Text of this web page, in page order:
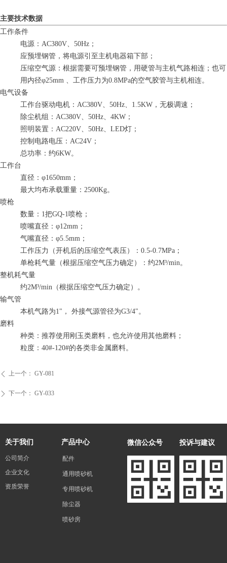
ꄴ 上一个： GY-081
ꄲ 下一个： GY-033
主要技术数据
工作条件
电源：AC380V、50Hz；
应预埋钢管，将电源引至主机电器箱下部；
压缩空气源：根据需要可预埋钢管，用硬管与主机气路相连；也可
用内径φ25mm 、工作压力为0.8MPa的空气胶管与主机相连。
电气设备
工作台驱动电机：AC380V、50Hz、1.5KW，无极调速；
除尘机组：AC380V、50Hz、4KW；
照明装置：AC220V、50Hz、LED灯；
控制电路电压：AC24V；
总功率：约6KW。
工作台
直径：φ1650mm；
最大均布承载重量：2500Kg。
喷枪
数量：1把GQ-1喷枪；
喷嘴直径：φ12mm；
气嘴直径：φ5.5mm；
工作压力（开机后的压缩空气表压）：0.5-0.7MPa；
单枪耗气量（根据压缩空气压力确定）：约2M³/min。
整机耗气量
约2M³/min（根据压缩空气压力确定）。
输气管
本机气路为1"， 外接气源管径为G3/4"。
磨料
种类：推荐使用刚玉类磨料，也允许使用其他磨料；
粒度：40#-120#的各类非金属磨料。
关于我们
公司简介
企业文化
资质荣誉
产品中心
配件
通用喷砂机
专用喷砂机
除尘器
喷砂房
微信公众号 投诉与建议